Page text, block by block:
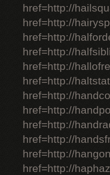
href=http://
href=http://
href=http://
href=http://
href=http://
href=http://
href=http://
href=http://
href=http://
href=http://
href=http://
href=http://